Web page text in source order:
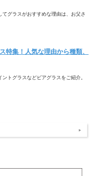
てグラスがおすすめな理由は、お父さ
特集！人気な理由から種類、
トグラスなどビアグラスをご紹介。